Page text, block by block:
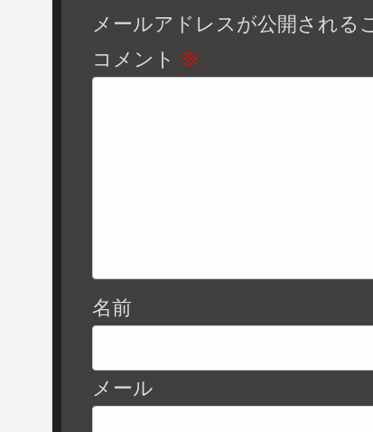
メールアドレスが公開される
コメント ※
名前
メール